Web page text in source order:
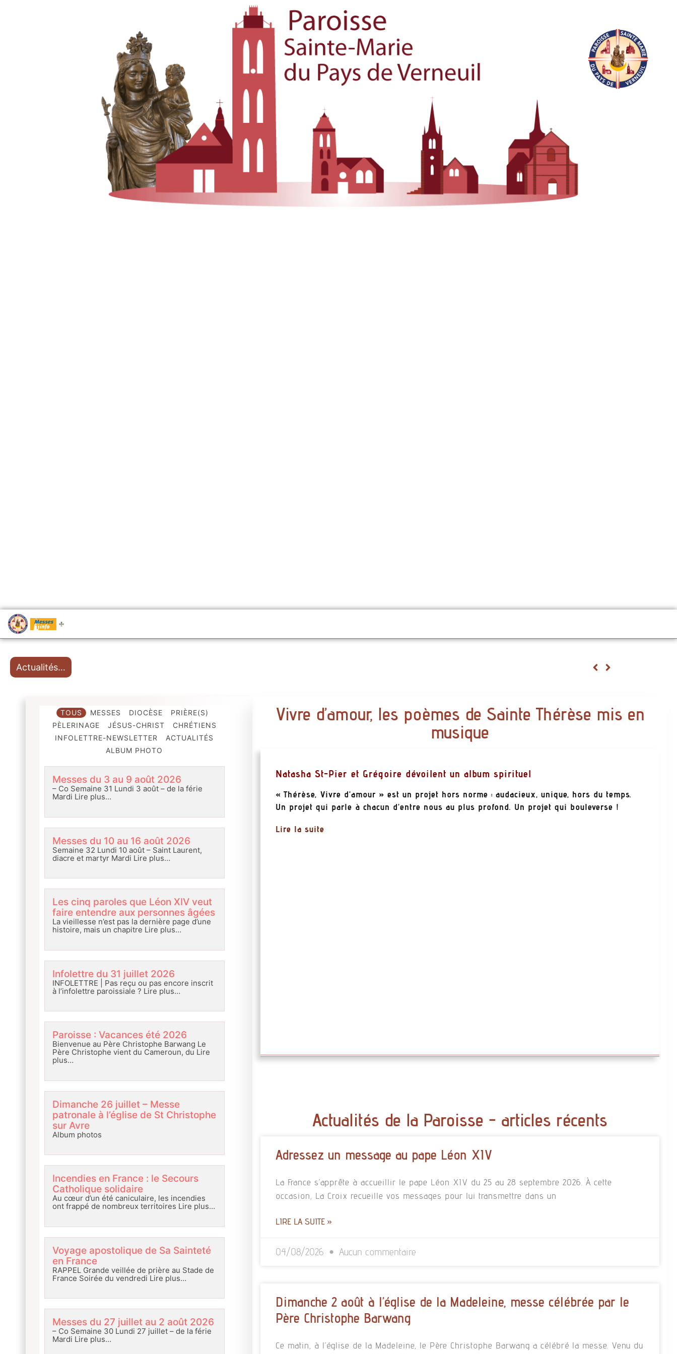
Messes
Actualités…
TOUS MESSES DIOCÈSE
PRIÈRE(S)
PÈLERINAGE
JÉSUS-CHRIST
CHRÉTIENS
INFOLETTRE-NEWSLETTER
ACTUALITÉS
ALBUM PHOTO
Messes du 3 au 9 août 2026
– Co Semaine 31 Lundi 3 août – de la férie
Mardi Lire plus…
Messes du 10 au 16 août 2026
Semaine 32 Lundi 10 août – Saint Laurent,
diacre et martyr Mardi Lire plus…
Les cinq paroles que Léon XIV veut
faire entendre aux personnes âgées
La vieillesse n’est pas la dernière page d’une
histoire, mais un chapitre Lire plus…
Infolettre du 31 juillet 2026
INFOLETTRE | Pas reçu ou pas encore inscrit
à l’infolettre paroissiale ? Lire plus…
Paroisse : Vacances été 2026
Bienvenue au Père Christophe Barwang Le
Père Christophe vient du Cameroun, du Lire
plus…
Dimanche 26 juillet – Messe
patronale à l’église de St Christophe
sur Avre
Album photos
Incendies en France : le Secours
Catholique solidaire
Au cœur d’un été caniculaire, les incendies
ont frappé de nombreux territoires Lire plus…
Voyage apostolique de Sa Sainteté
en France
RAPPEL Grande veillée de prière au Stade de
France Soirée du vendredi Lire plus…
Messes du 27 juillet au 2 août 2026
– Co Semaine 30 Lundi 27 juillet – de la férie
Mardi Lire plus…
Vivre d’amour, les poèmes de Sainte Thérèse mis en
musique
Natasha St-Pier et Grégoire dévoilent un album spirituel
« Thérèse, Vivre d’amour » est un projet hors norme : audacieux, unique, hors du temps.
Un projet qui parle à chacun d’entre nous au plus profond. Un projet qui bouleverse !
Lire la suite
Actualités de la Paroisse - articles récents
Adressez un message au pape Léon XIV
La France s’apprête à accueillir le pape Léon XIV du 25 au 28 septembre 2026. À cette
occasion, La Croix recueille vos messages pour lui transmettre dans un
LIRE LA SUITE »
04/08/2026 Aucun commentaire
Dimanche 2 août à l’église de la Madeleine, messe célébrée par le
Père Christophe Barwang
Ce matin, à l’église de la Madeleine, le Père Christophe Barwang a célébré la messe. Venu du